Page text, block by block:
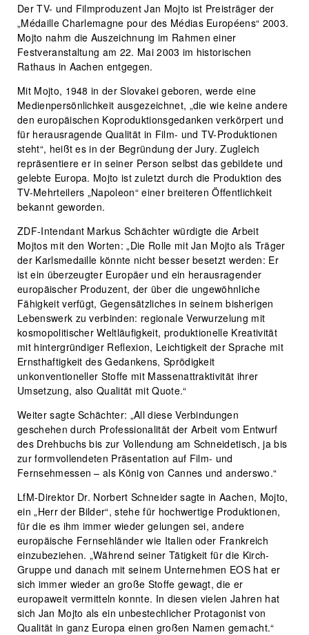
Der TV- und Filmproduzent Jan Mojto ist Preisträger der
„Médaille Charlemagne pour des Médias Européens“ 2003.
Mojto nahm die Auszeichnung im Rahmen einer
Festveranstaltung am 22. Mai 2003 im historischen
Rathaus in Aachen entgegen.
Mit Mojto, 1948 in der Slovakei geboren, werde eine
Medienpersönlichkeit ausgezeichnet, „die wie keine andere
den europäischen Koproduktionsgedanken verkörpert und
für herausragende Qualität in Film- und TV-Produktionen
steht“, heißt es in der Begründung der Jury. Zugleich
repräsentiere er in seiner Person selbst das gebildete und
gelebte Europa. Mojto ist zuletzt durch die Produktion des
TV-Mehrteilers „Napoleon“ einer breiteren Öffentlichkeit
bekannt geworden.
ZDF-Intendant Markus Schächter würdigte die Arbeit
Mojtos mit den Worten: „Die Rolle mit Jan Mojto als Träger
der Karlsmedaille könnte nicht besser besetzt werden: Er
ist ein überzeugter Europäer und ein herausragender
europäischer Produzent, der über die ungewöhnliche
Fähigkeit verfügt, Gegensätzliches in seinem bisherigen
Lebenswerk zu verbinden: regionale Verwurzelung mit
kosmopolitischer Weltläufigkeit, produktionelle Kreativität
mit hintergründiger Reflexion, Leichtigkeit der Sprache mit
Ernsthaftigkeit des Gedankens, Sprödigkeit
unkonventioneller Stoffe mit Massenattraktivität ihrer
Umsetzung, also Qualität mit Quote.“
Weiter sagte Schächter: „All diese Verbindungen
geschehen durch Professionalität der Arbeit vom Entwurf
des Drehbuchs bis zur Vollendung am Schneidetisch, ja bis
zur formvollendeten Präsentation auf Film- und
Fernsehmessen – als König von Cannes und anderswo.“
LfM-Direktor Dr. Norbert Schneider sagte in Aachen, Mojto,
ein „Herr der Bilder“, stehe für hochwertige Produktionen,
für die es ihm immer wieder gelungen sei, andere
europäische Fernsehländer wie Italien oder Frankreich
einzubeziehen. „Während seiner Tätigkeit für die Kirch-
Gruppe und danach mit seinem Unternehmen EOS hat er
sich immer wieder an große Stoffe gewagt, die er
europaweit vermitteln konnte. In diesen vielen Jahren hat
sich Jan Mojto als ein unbestechlicher Protagonist von
Qualität in ganz Europa einen großen Namen gemacht.“